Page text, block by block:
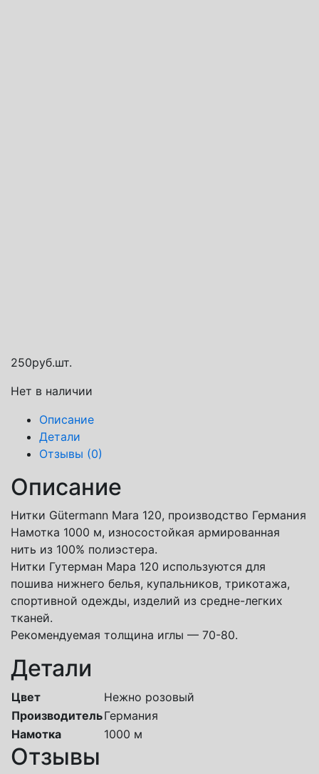
250руб.шт.
Нет в наличии
Описание
Детали
Отзывы (0)
Описание
Нитки Gütermann Mara 120, производство Германия
Намотка 1000 м, износостойкая армированная
нить из 100% полиэстера.
Нитки Гутерман Мара 120 используются для
пошива нижнего белья, купальников, трикотажа,
спортивной одежды, изделий из средне-легких
тканей.
Рекомендуемая толщина иглы — 70-80.
Детали
Цвет
Нежно розовый
ПроизводительГермания
Намотка
1000 м
Отзывы